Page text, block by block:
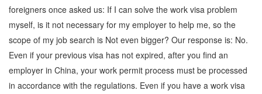
foreigners once asked us: If I can solve the work visa problem
myself, is it not necessary for my employer to help me, so the
scope of my job search is Not even bigger? Our response is: No.
Even if your previous visa has not expired, after you find an
employer in China, your work permit process must be processed
in accordance with the regulations. Even if you have a work visa